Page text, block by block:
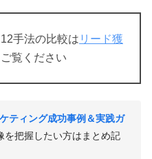
手法の比較は リード獲
覧ください
ティング成功事例＆実践ガ
を把握したい方はまとめ記